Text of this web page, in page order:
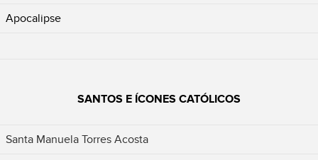
Apocalipse
SANTOS E ÍCONES CATÓLICOS
Santa Manuela Torres Acosta